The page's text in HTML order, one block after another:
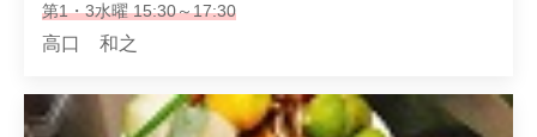
第1・3水曜 15:30～17:30
高口 和之